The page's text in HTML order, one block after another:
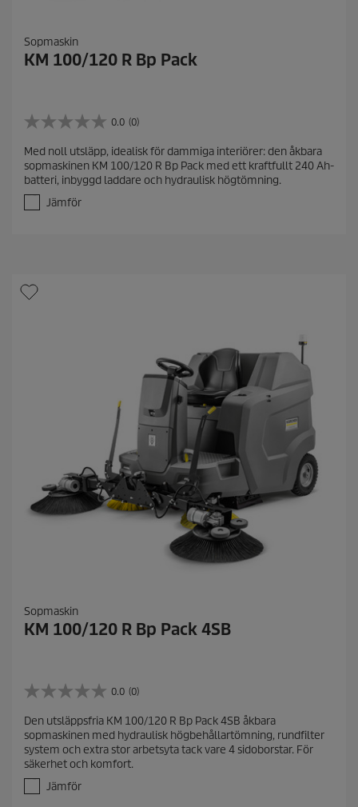
Sopmaskin
KM 100/120 R Bp Pack
0.0 (0)
0
0
a
v
s
n
o
Med noll utsläpp, idealisk för dammiga interiörer: den åkbara
sopmaskinen KM 100/120 R Bp Pack med ett kraftfullt 240 Ah-
batteri, inbyggd laddare och hydraulisk högtömning.
Jämför
Sopmaskin
KM 100/120 R Bp Pack 4SB
0.0 (0)
0
0
a
v
5
t
Den utsläppsfria KM 100/120 R Bp Pack 4SB åkbara
sopmaskinen med hydraulisk högbehållartömning, rundfilter
system och extra stor arbetsyta tack vare 4 sidoborstar. För
säkerhet och komfort.
Jämför